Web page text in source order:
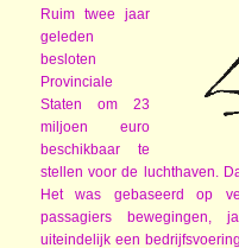
Ruim twee jaar
geleden
besloten
Provinciale
Staten om 23
miljoen euro
beschikbaar te
stellen voor de luchthaven.
Het was gebaseerd op
passagiers bewegingen,
uiteindelijk een